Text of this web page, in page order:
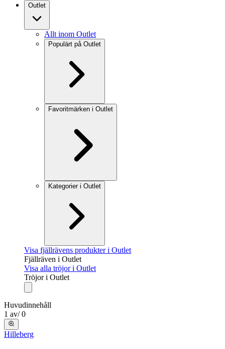
Outlet
Allt inom Outlet
Populärt på Outlet
Favoritmärken i Outlet
Kategorier i Outlet
Visa fjällrävens produkter i Outlet
Fjällräven i Outlet
Visa alla tröjor i Outlet
Tröjor i Outlet
Huvudinnehåll
1 av/ 0
Hilleberg